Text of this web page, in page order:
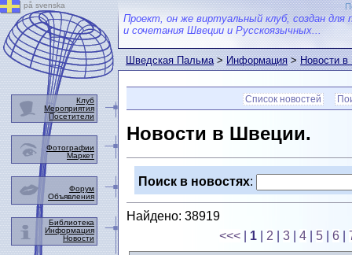
Проект, он же виртуальный клуб, создан для
и сочетания Швеции и Русскоязычных...
Шведская Пальма>Информация>Новости
Список новостей
Новости в Швеции.
Поиск в новостях:
Найдено: 38919
<<<
1 2 3 4 5 6
på svenska
Клуб
Мероприятия
Посетители
Фотографии
Маркет
Форум
Объявления
Библиотека
Информация
Новости